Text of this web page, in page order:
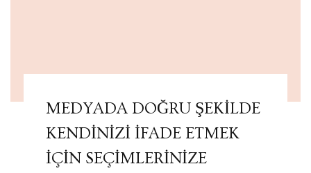
MEDYADA DOĞRU ŞEKİLDE
KENDİNİZİ İFADE ETMEK
İÇİN SEÇİMLERİNİZE